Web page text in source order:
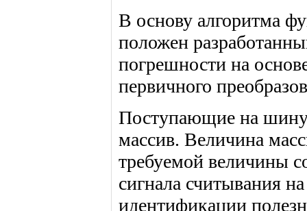
В основу алгоритма
положен
погрешности на
первичного
Поступающие на
массив. Величина
требуемой величины
сигнала считывания
идентификации